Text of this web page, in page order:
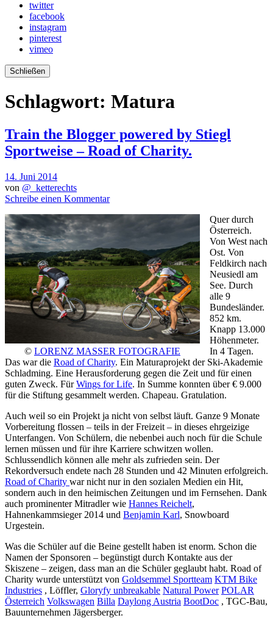
twitter
facebook
instagram
pinterest
vimeo
Schließen
Schlagwort: Matura
Train the Blogger powered by Stiegl
Sportweise – Road of Charity.
14. Juni 2014
von @_ketterechts
Schreibe einen Kommentar
© LORENZ MASSER FOTOGRAFIE
Quer durch
Österreich.
Von West nach
Ost. Von
Feldkirch nach
Neusiedl am
See. Durch
alle 9
Bundesländer.
852 km.
Knapp 13.000
Höhenmeter.
In 4 Tagen.
Das war die Road of Charity. Ein Maturaprojekt der Ski-Akademie
Schladming. Eine Herausforderung gegen die Zeit und für einen
guten Zweck. FürWings for Life. In Summe konnten über € 9.000
für die Stiftung gesammelt werden. Chapeau. Gratulation.
Auch weil so ein Projekt ja nicht von selbst läuft. Ganze 9 Monate
Vorbereitung flossen – teils in der Freizeit – in dieses ehrgeizige
Unterfangen. Von Schülern, die nebenbei auch noch für die Schule
lernen müssen und für ihre Karriere schwitzen wollen.
Schlussendlich können alle mehr als zufrieden sein. Der
Rekordversuch endete nach 28 Stunden und 42 Minuten erfolgreich.
Road of Charity war nicht nur in den sozialen Medien ein Hit,
sondern auch in den heimischen Zeitungen und im Fernsehen. Dank
auch prominenter Mitradler wie Hannes Reichelt,
Hahnenkammsieger 2014 und Benjamin Karl, Snowboard
Urgestein.
Was die Schüler auf die Beine gestellt haben ist enorm. Schon die
Namen der Sponsoren – begünstigt durch Kontakte aus der
Skiszene – zeigen, dass man an die Schüler geglaubt habt. Road of
Charity wurde unterstützt von Goldsemmel Sportteam KTM Bike
Industries , Löffler, Gloryfy unbreakable Natural Power POLAR
Österreich Volkswagen Billa Daylong Austria BootDoc , TGC-Bau,
Bauunternehmen Jägersberger.